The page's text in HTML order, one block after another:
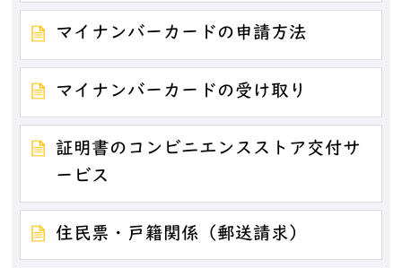
マイナンバーカードの申請方法
マイナンバーカードの受け取り
証明書のコンビニエンスストア交付サ
ービス
住民票・戸籍関係（郵送請求）